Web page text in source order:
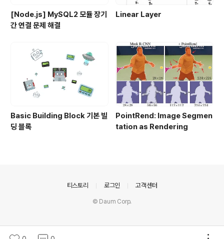
[Node.js] MySQL2 모듈 장기
간 연결 문제 해결
Linear Layer
Basic Building Block 기본 빌
딩 블록
PointRend: Image Segmen
tation as Rendering
티스토리 로그인 고객센터
© Daum Corp.